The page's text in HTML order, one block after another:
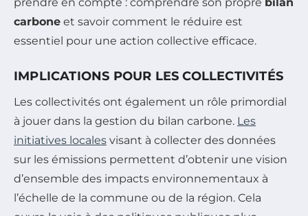
carbone et savoir comment le réduire est
essentiel pour une action collective efficace.
IMPLICATIONS POUR LES COLLECTIVITÉS
Les collectivités ont également un rôle primordial
à jouer dans la gestion du bilan carbone. Les
initiatives locales visant à collecter des données
sur les émissions permettent d’obtenir une vision
d’ensemble des impacts environnementaux à
l’échelle de la commune ou de la région. Cela